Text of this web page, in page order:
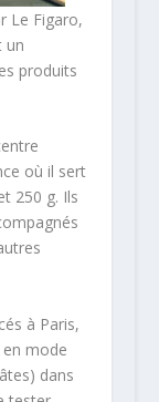
Le Figaro,
un
produits
où il sert
250 g. Ils
à Paris,
mode
dans